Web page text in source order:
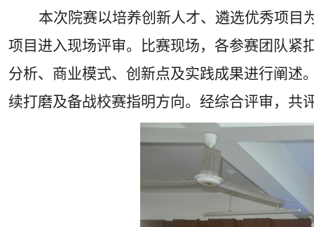
本次院赛以培养创新人才、遴选优秀项目
项目进入现场评审。比赛现场，各参赛团队紧
分析、商业模式、创新点及实践成果进行阐述
续打磨及备战校赛指明方向。经综合评审，共